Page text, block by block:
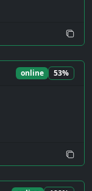
online 53%